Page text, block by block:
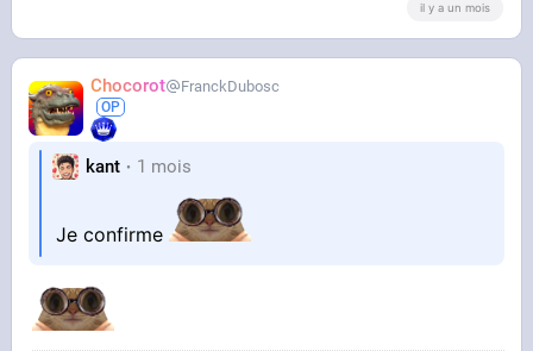
il y a un mois
Chocorot FranckDubosc
kant 1 mois
Je confirme